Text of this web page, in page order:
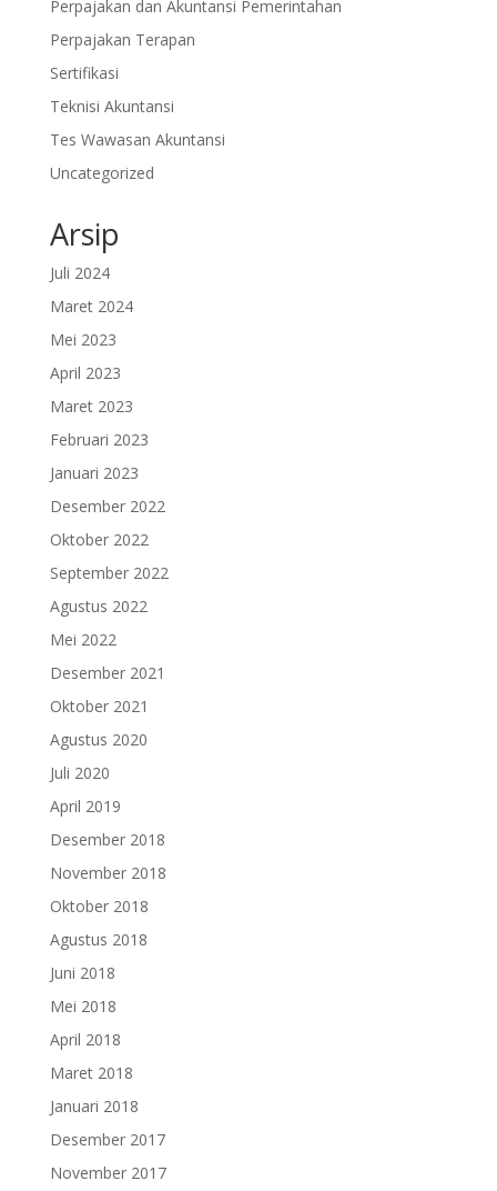
Perpajakan dan Akuntansi Pemerintahan
Perpajakan Terapan
Sertifikasi
Teknisi Akuntansi
Tes Wawasan Akuntansi
Uncategorized
Arsip
Juli 2024
Maret 2024
Mei 2023
April 2023
Maret 2023
Februari 2023
Januari 2023
Desember 2022
Oktober 2022
September 2022
Agustus 2022
Mei 2022
Desember 2021
Oktober 2021
Agustus 2020
Juli 2020
April 2019
Desember 2018
November 2018
Oktober 2018
Agustus 2018
Juni 2018
Mei 2018
April 2018
Maret 2018
Januari 2018
Desember 2017
November 2017